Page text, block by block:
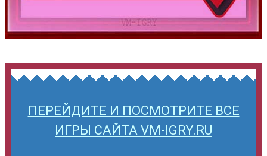
ПЕРЕЙДИТЕ И ПОСМОТРИТЕ ВСЕ
ИГРЫ САЙТА VM-IGRY.RU